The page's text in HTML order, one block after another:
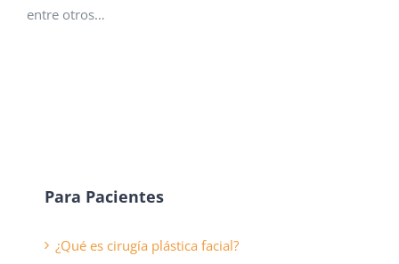
entre otros…
Para Pacientes
¿Qué es cirugía plástica facial?